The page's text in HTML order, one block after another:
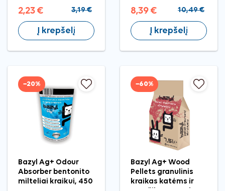
2,23 € 3,19 €
Į krepšelį
8,39 € 10,49 €
Į krepšelį
−20%
Bazyl Ag+ Odour
Absorber bentonito
milteliai kraikui, 450
−60%
Bazyl Ag+ Wood
Pellets granulinis
kraikas katėms ir